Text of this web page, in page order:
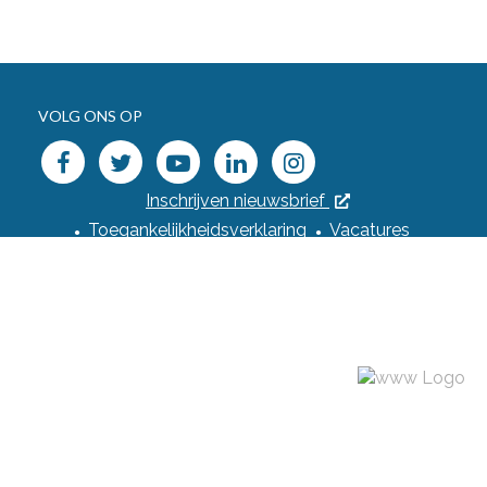
VOLG ONS OP
facebook
twitteryoutube
linkedininstagram
Inschrijven nieuwsbrief
Toegankelijkheidsverklaring
Vacatures